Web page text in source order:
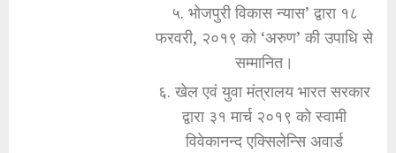
५. भोजपुरी विकास न्यास’ द्वारा १८
फरवरी, २०१९ को ‘अरुण’ की उपाधि से
सम्मानित।
६. खेल एवं युवा मंत्रालय भारत सरकार
द्वारा ३१ मार्च २०१९ को स्वामी
विवेकानन्द एक्सिलेन्सि अवार्ड